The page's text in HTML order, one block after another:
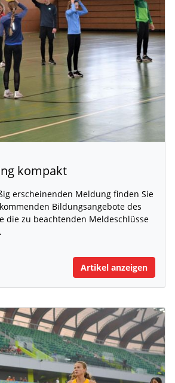
kompakt
erscheinenden Meldung finden Sie
Bildungsangebote des
die zu beachtenden Meldeschlüsse
Artikel anzeigen